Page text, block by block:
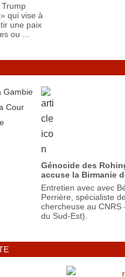
qui vise à
une paix
ou ...
Génocide des
accuse la Birmanie
Entretien avec avec
Perrière, spécialiste
chercheuse au CNRS
du Sud-Est).